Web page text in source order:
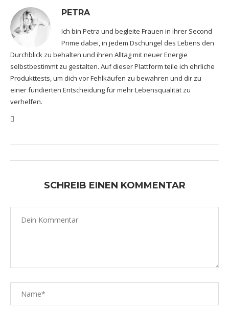
PETRA
Ich bin Petra und begleite Frauen in ihrer Second
Prime dabei, in jedem Dschungel des Lebens den
Durchblick zu behalten und ihren Alltag mit neuer Energie
selbstbestimmt zu gestalten. Auf dieser Plattform teile ich ehrliche
Produkttests, um dich vor Fehlkäufen zu bewahren und dir zu
einer fundierten Entscheidung für mehr Lebensqualität zu
verhelfen.
SCHREIB EINEN KOMMENTAR